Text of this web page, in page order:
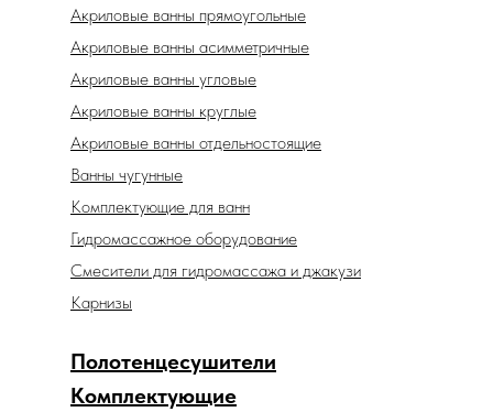
Акриловые ванны прямоугольные
Комплектующие
Акриловые ванны отдельностоящие
Акриловые ванны асимметричные
Акриловые ванны угловые
Акриловые ванны круглые
Ванны чугунные
Комплектующие для ванн
Гидромассажное оборудование
Смесители для гидромассажа и джакузи
Карнизы
Полотенцесушители